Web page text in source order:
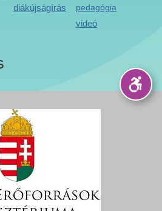
diákújságírás pedagógia
videó